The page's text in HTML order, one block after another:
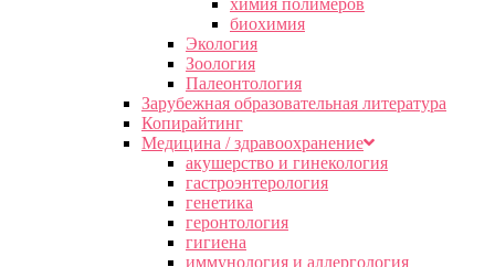
химия полимеров
биохимия
Экология
Зоология
Палеонтология
Зарубежная образовательная литература
Копирайтинг
Медицина / здравоохранение
акушерство и гинекология
гастроэнтерология
генетика
геронтология
гигиена
иммунология и аллергология